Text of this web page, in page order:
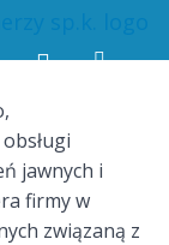
jawnych i
firmy w
związaną z